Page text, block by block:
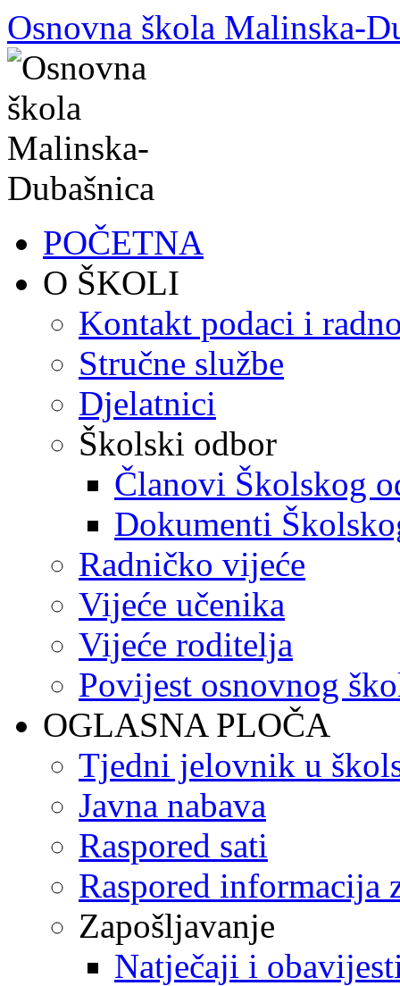
Skoči
do
sadržaja
Osnovna škola Malinska-
POČETNA
O ŠKOLI
Kontakt podaci i
Stručne službe
Djelatnici
Školski odbor
Članovi Školskog
Dokumenti
Radničko vijeće
Vijeće učenika
Vijeće roditelja
Povijest osnovnog
OGLASNA PLOČA
Tjedni jelovnik u
Javna nabava
Raspored sati
Raspored informacija
Zapošljavanje
Natječaji i